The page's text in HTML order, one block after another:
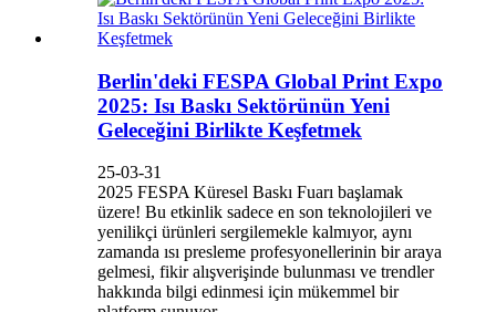
Berlin'deki FESPA Global Print Expo
2025: Isı Baskı Sektörünün Yeni
Geleceğini Birlikte Keşfetmek
25-03-31
2025 FESPA Küresel Baskı Fuarı başlamak
üzere! Bu etkinlik sadece en son teknolojileri ve
yenilikçi ürünleri sergilemekle kalmıyor, aynı
zamanda ısı presleme profesyonellerinin bir araya
gelmesi, fikir alışverişinde bulunması ve trendler
hakkında bilgi edinmesi için mükemmel bir